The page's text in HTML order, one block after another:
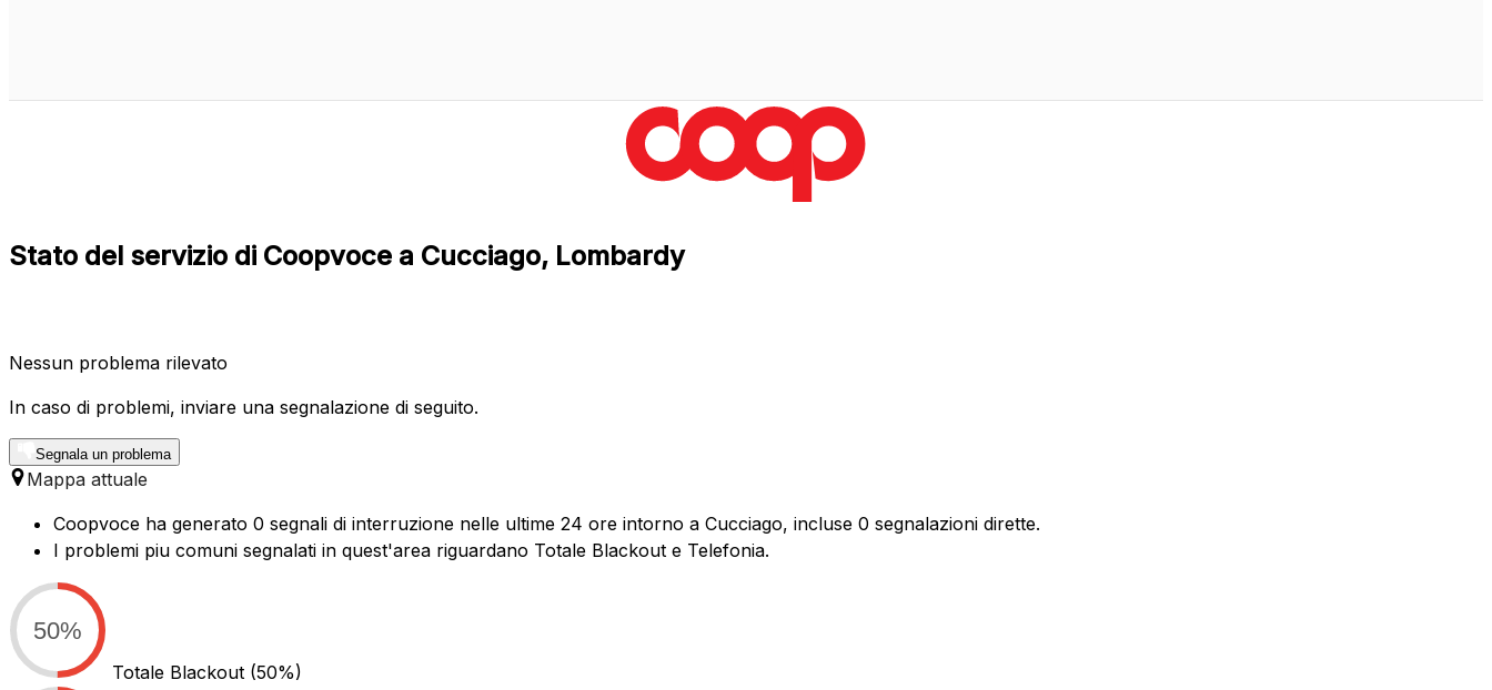
Stato del servizio di Coopvoce a Cucciago, Lombardy
Nessun problema rilevato
In caso di problemi, inviare una segnalazione di seguito.
Segnala un problema
Mappa attuale
Coopvoce ha generato 0 segnali di interruzione nelle ultime 24 ore intorno a Cucciago, incluse 0 segnalazioni dirette.
I problemi piu comuni segnalati in quest'area riguardano Totale Blackout e Telefonia.
50%
Totale Blackout (50%)